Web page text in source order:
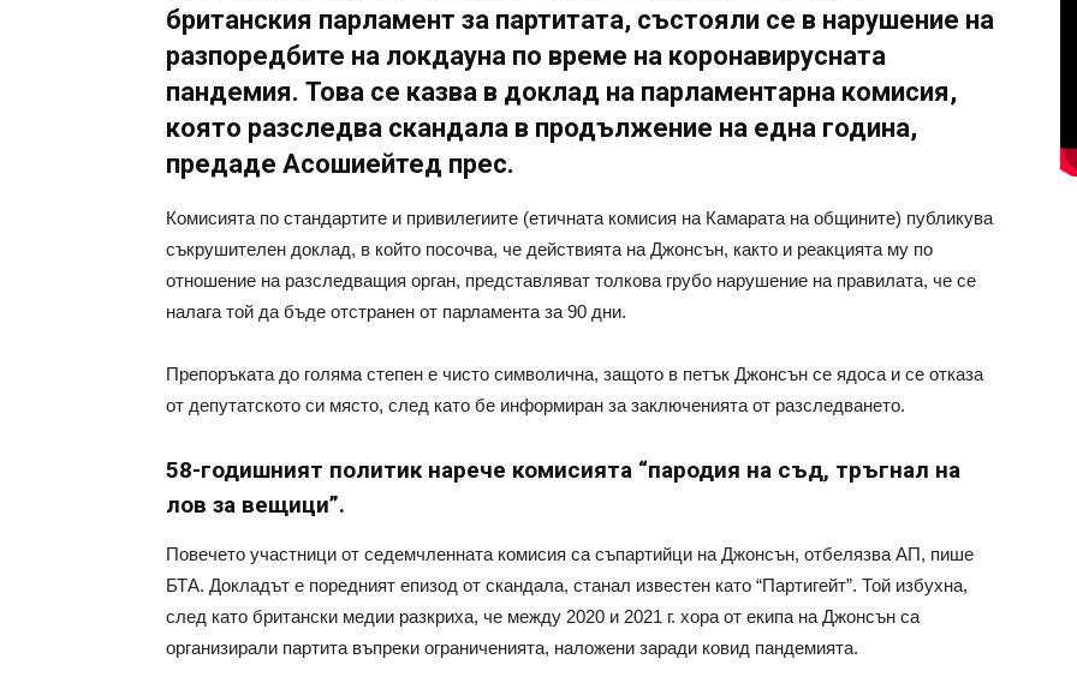
британския парламент за партитата, състояли се в нарушение на
разпоредбите на локдауна по време на коронавирусната
пандемия. Това се казва в доклад на парламентарна комисия,
която разследва скандала в продължение на една година,
предаде Асошиейтед прес.
Комисията по стандартите и привилегиите (етичната комисия на Камарата на общините) публикува
съкрушителен доклад, в който посочва, че действията на Джонсън, както и реакцията му по
отношение на разследващия орган, представляват толкова грубо нарушение на правилата, че се
налага той да бъде отстранен от парламента за 90 дни.
Препоръката до голяма степен е чисто символична, защото в петък Джонсън се ядоса и се отказа
от депутатското си място, след като бе информиран за заключенията от разследването.
58-годишният политик нарече комисията “пародия на съд, тръгнал на
лов за вещици”.
Повечето участници от седемчленната комисия са съпартийци на Джонсън, отбелязва АП, пише
БТА. Докладът е поредният епизод от скандала, станал известен като “Партигейт”. Той избухна,
след като британски медии разкриха, че между 2020 и 2021 г. хора от екипа на Джонсън са
организирали партита въпреки ограниченията, наложени заради ковид пандемията.